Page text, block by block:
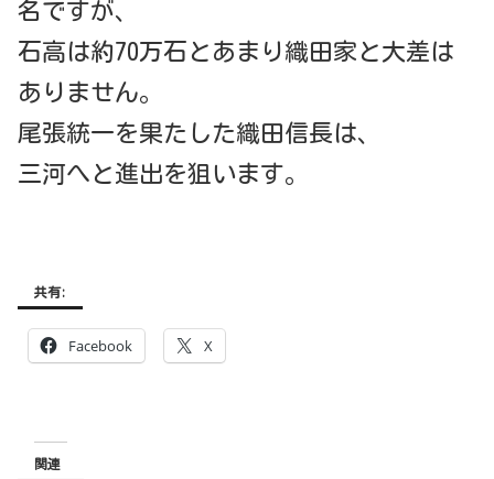
名ですが、
石高は約70万石とあまり織田家と大差は
ありません。
尾張統一を果たした織田信長は、
三河へと進出を狙います。
共有:
Facebook X
関連